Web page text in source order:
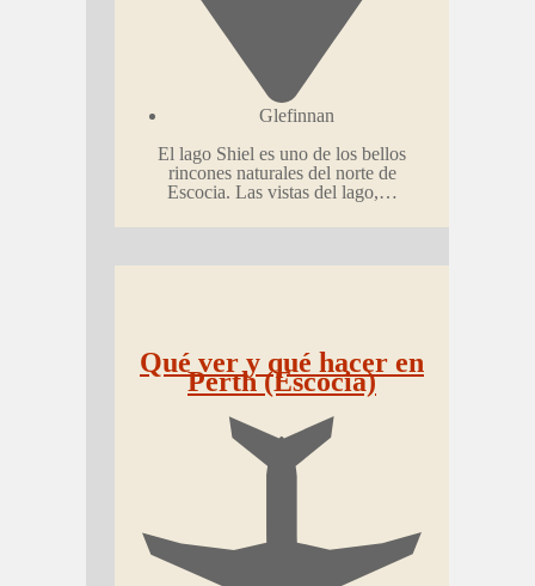
Glefinnan
El lago Shiel es uno de los bellos
rincones naturales del norte de
Escocia. Las vistas del lago,…
Qué ver y qué hacer en
Perth (Escocia)